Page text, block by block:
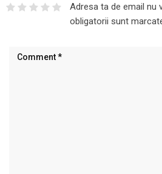
Adresa ta de email nu
obligatorii sunt